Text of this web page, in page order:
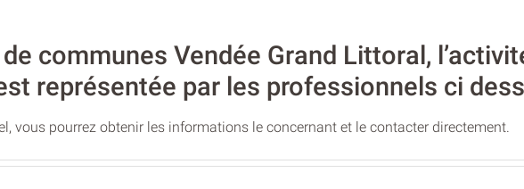
communes Vendée Grand Littoral,
représentée par les professionnels ci
vous pourrez obtenir les informations le concernant et le contacter directement.